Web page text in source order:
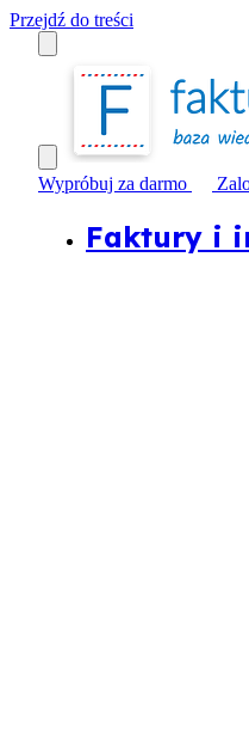
Przejdź do treści
Wypróbuj za darmo
Faktury i